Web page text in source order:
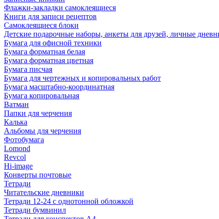
Флажки-закладки самоклеящиеся
Книги для записи рецептов
Самоклеящиеся блоки
Детские подарочные наборы, анкеты для друзей, личные
Бумага для офисной техники
Бумага форматная белая
Бумага форматная цветная
Бумага писчая
Бумага для чертежных и копировальных работ
Бумага масштабно-координатная
Бумага копировальная
Ватман
Папки для черчения
Калька
Альбомы для черчения
Фотобумага
Lomond
Revcol
Hi-image
Конверты почтовые
Тетради
Читательские дневники
Тетради 12-24 с однотонной обложкой
Тетради бумвинил